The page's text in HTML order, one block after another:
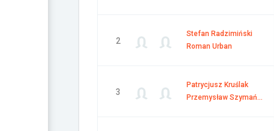
2
Stefan Radzimiński
Roman Urban
3
Patrycjusz Kruślak
Przemysław Szymański